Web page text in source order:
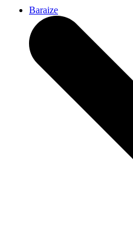
Baraize